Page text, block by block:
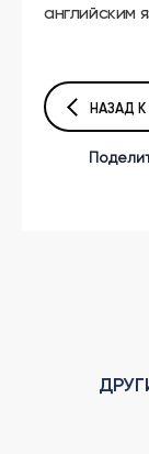
английским
НАЗАД